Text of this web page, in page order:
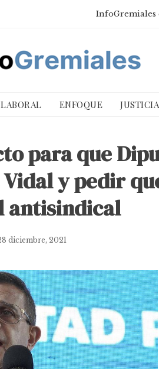
InfoGremiales
ENFOQUE
para que
y pedir
antisindical
diciembre, 2021